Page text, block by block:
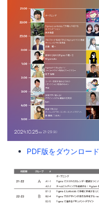
PDF版をダウンロード